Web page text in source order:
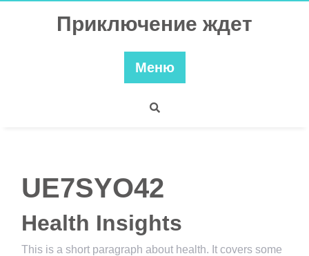
Приключение ждет
Меню
UE7SYO42
Health Insights
This is a short paragraph about health. It covers some